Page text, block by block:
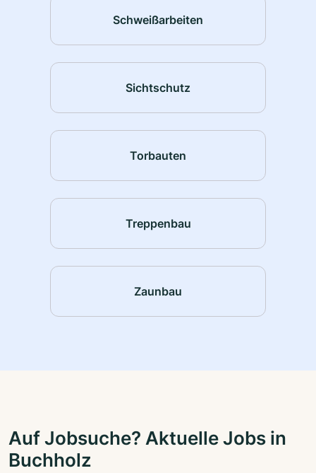
Schweißarbeiten
Sichtschutz
Torbauten
Treppenbau
Zaunbau
Auf Jobsuche? Aktuelle Jobs in
Buchholz